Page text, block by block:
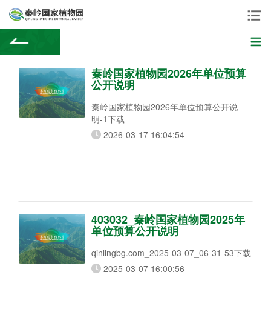
秦岭国家植物园2026年单位预算
公开说明
秦岭国家植物园2026年单位预算公开说
明-1下载
2026-03-17 16:04:54
403032_秦岭国家植物园2025年
单位预算公开说明
qinlingbg.com_2025-03-07_06-31-53下载
2025-03-07 16:00:56